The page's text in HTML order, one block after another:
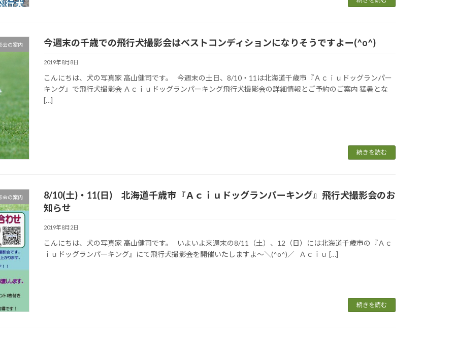
会の案内 今週末の千歳での飛行犬撮影会はベストコンディションになりそうですよー(^o^)
2019年8月8日
こんにちは、犬の写真家 高山健司です。 今週末の土日、8/10・11は北海道千歳市『Ａｃｉｕドッグランパー
キング』で飛行犬撮影会 Ａｃｉｕドッグランパーキング飛行犬撮影会の詳細情報とご予約のご案内 猛暑とな
[…]
続きを読む
会の案内
8/10(土)・11(日) 北海道千歳市『Ａｃｉｕドッグランパーキング』飛行犬撮影会のお
知らせ
2019年8月2日
こんにちは、犬の写真家 高山健司です。 いよいよ来週末の8/11（土）、12（日）には北海道千歳市の『Ａｃ
ｉｕドッグランパーキング』にて飛行犬撮影会を開催いたしますよ～＼(^o^)／ Ａｃｉｕ […]
続きを読む